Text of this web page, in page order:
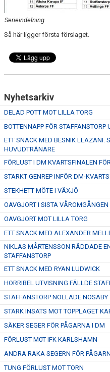
Serieindelning
Så här ligger första förslaget.
Nyhetsarkiv
DELAD POTT MOT LILLA TORG
BOTTENNAPP FÖR STAFFANSTORP
ETT SNACK MED BESNIK LLAZANI.
HUVUDTRÄNARE
FÖRLUST I DM KVARTSFINALEN
STARKT GENREP INFÖR DM-
STEKHETT MÖTE I VÄXJÖ
OAVGJORT I SISTA VÅROMGÅNGEN
OAVGJORT MOT LILLA TORG
ETT SNACK MED ALEXANDER
NIKLAS MÅRTENSSON RÄDDADE
STAFFANSTORP
ETT SNACK MED RYAN LUDWICK
HORRIBEL UTVISNING FÄLLDE
STAFFANSTORP NOLLADE NOSABY
STARK INSATS MOT TOPPLAGET
SÄKER SEGER FÖR PÅGARNA I DM
FÖRLUST M0T IFK KARLSHAMN
ANDRA RAKA SEGERN FÖR
TUNG FÖRLUST MOT TORN